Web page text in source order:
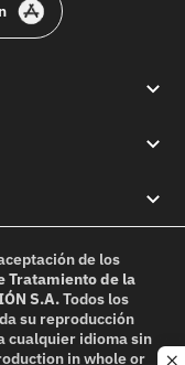
de los
Tratamiento de la
S.A.Todos los
su reproducción
cualquier idioma sin
in whole or